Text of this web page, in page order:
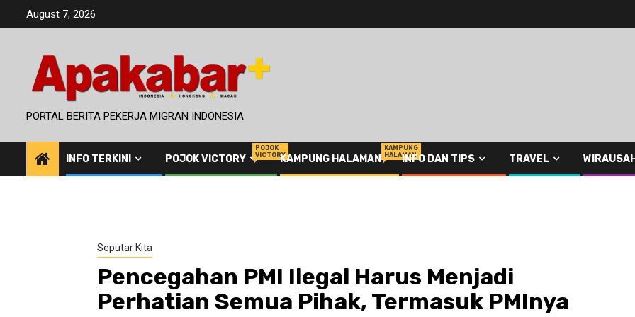
August 7, 2026
PORTAL BERITA PEKERJA MIGRAN INDONESIA
INFO TERKINI POJOK VICTORY
POJOK
VICTORYKAMPUNG HALAMAN
KAMPUNG
HALAMANINFO DAN TIPS TRAVEL
Seputar Kita
Pencegahan PMI Ilegal Harus Menjadi
Perhatian Semua Pihak, Termasuk PMInya